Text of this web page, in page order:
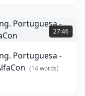
27:46
Portuguesa -
(14words)